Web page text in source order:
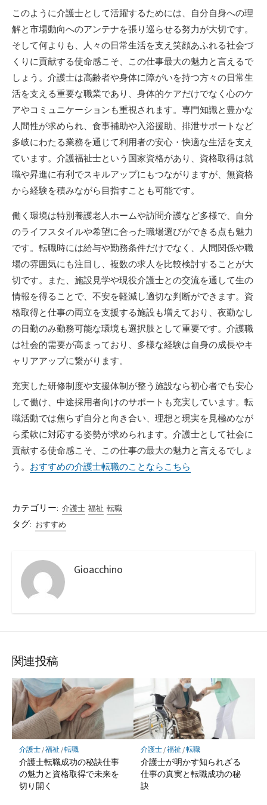
このように介護士として活躍するためには、自分自身への理
解と市場動向へのアンテナを張り巡らせる努力が大切です。
そして何よりも、人々の日常生活を支え笑顔あふれる社会づ
くりに貢献する使命感こそ、この仕事最大の魅力と言えるで
しょう。介護士は高齢者や身体に障がいを持つ方々の日常生
活を支える重要な職業であり、身体的ケアだけでなく心のケ
アやコミュニケーションも重視されます。専門知識と豊かな
人間性が求められ、食事補助や入浴援助、排泄サポートなど
多岐にわたる業務を通じて利用者の安心・快適な生活を支え
ています。介護福祉士という国家資格があり、資格取得は就
職や昇進に有利でスキルアップにもつながりますが、無資格
から経験を積みながら目指すことも可能です。
働く環境は特別養護老人ホームや訪問介護など多様で、自分
のライフスタイルや希望に合った職場選びができる点も魅力
です。転職時には給与や勤務条件だけでなく、人間関係や職
場の雰囲気にも注目し、複数の求人を比較検討することが大
切です。また、施設見学や現役介護士との交流を通して生の
情報を得ることで、不安を軽減し適切な判断ができます。資
格取得と仕事の両立を支援する施設も増えており、夜勤なし
の日勤のみ勤務可能な環境も選択肢として重要です。介護職
は社会的需要が高まっており、多様な経験は自身の成長やキ
ャリアアップに繋がります。
充実した研修制度や支援体制が整う施設なら初心者でも安心
して働け、中途採用者向けのサポートも充実しています。転
職活動では焦らず自分と向き合い、理想と現実を見極めなが
ら柔軟に対応する姿勢が求められます。介護士として社会に
貢献する使命感こそ、この仕事の最大の魅力と言えるでしょ
う。 おすすめの介護士転職のことならこちら
カテゴリー: 介護士 福祉 転職
タグ: おすすめ
Gioacchino
関連投稿
介護士/福祉 /転職
介護士転職成功の秘訣仕事
の魅力と資格取得で未来を
切り開く
介護士/福祉 /転職
介護士が明かす知られざる
仕事の真実と転職成功の秘
訣